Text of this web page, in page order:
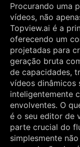
Procurando uma
vídeos, não
Topview.ai é a
oferecendo um
projetadas para
geração bruta
de capacidades,
vídeos dinâmicos
inteligentemente
envolventes. O
é o seu editor de
parte crucial do
simplesmente